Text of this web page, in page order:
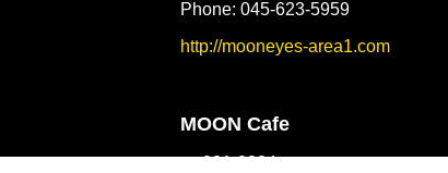
Phone: 045-623-5959
http://mooneyes-area1.com
MOON Cafe
〒 231-0804